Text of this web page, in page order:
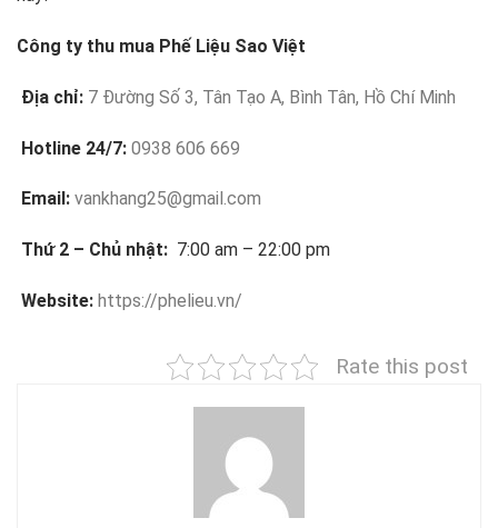
Công ty thu mua Phế Liệu Sao Việt
Địa chỉ: 7 Đường Số 3, Tân Tạo A, Bình Tân, Hồ Chí Minh
Hotline 24/7: 0938 606 669
Email: vankhang25@gmail.com
Thứ 2 – Chủ nhật: 7:00 am – 22:00 pm
Website: https://phelieu.vn/
Rate this post